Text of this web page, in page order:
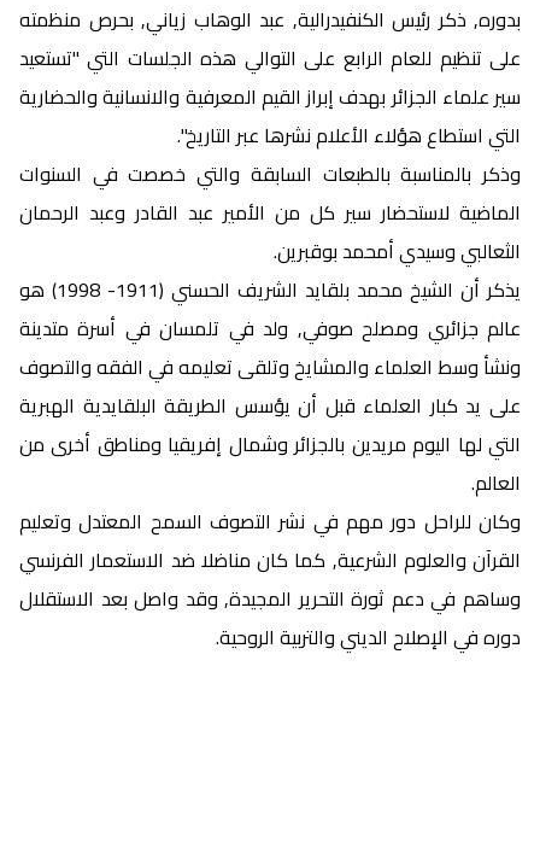
بدوره, ذكر رئيس الكنفيدرالية, عبد الوهاب زياني, بحرص منظمته
على تنظيم للعام الرابع على التوالي هذه الجلسات التي "تستعيد
سير علماء الجزائر بهدف إبراز القيم المعرفية والانسانية والحضارية
التي استطاع هؤلاء الأعلام نشرها عبر التاريخ".
وذكر بالمناسبة بالطبعات السابقة والتي خصصت في السنوات
الماضية لاستحضار سير كل من الأمير عبد القادر وعبد الرحمان
الثعالبي وسيدي أمحمد بوقبرين.
يذكر أن الشيخ محمد بلقايد الشريف الحسني (1911- 1998) هو
عالم جزائري ومصلح صوفي, ولد في تلمسان في أسرة متدينة
ونشأ وسط العلماء والمشايخ وتلقى تعليمه في الفقه والتصوف
على يد كبار العلماء قبل أن يؤسس الطريقة البلقايدية الهبرية
التي لها اليوم مريدين بالجزائر وشمال إفريقيا ومناطق أخرى من
العالم.
وكان للراحل دور مهم في نشر التصوف السمح المعتدل وتعليم
القرآن والعلوم الشرعية, كما كان مناضلا ضد الاستعمار الفرنسي
وساهم في دعم ثورة التحرير المجيدة, وقد واصل بعد الاستقلال
دوره في الإصلاح الديني والتربية الروحية.